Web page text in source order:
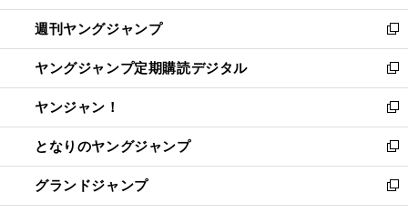
開
く
ウ
で
開
く
ン
ド
ウ
で
開
く
ウ
ィ
ン
ド
ウ
で
開
く
週刊ヤングジャンプ
新
し
い
ウ
ィ
ン
ド
ウ
で
開
ヤングジャンプ定期購読デジタル
新
し
い
ウ
ィ
ン
ド
ウ
ヤンジャン！
新
し
い
ウ
ィ
ン
となりのヤングジャンプ
新
し
い
ウ
グランドジャンプ
新
し